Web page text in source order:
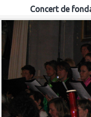
Concert de